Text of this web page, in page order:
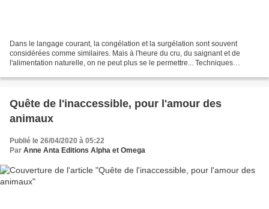
Dans le langage courant, la congélation et la surgélation sont souvent
considérées comme similaires. Mais à l'heure du cru, du saignant et de
l'alimentation naturelle, on ne peut plus se le permettre... Techniques
Quête de l'inaccessible, pour l'amour des
animaux
Publié le 26/04/2020 à 05:22
Par Anne Anta Editions Alpha et Omega